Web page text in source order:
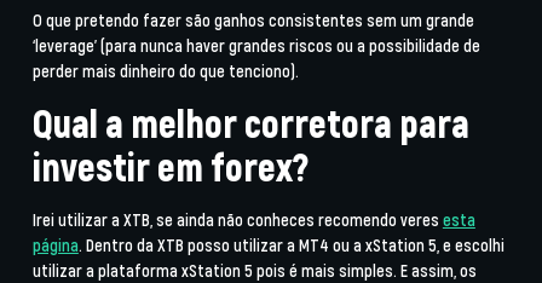
O que pretendo fazer são ganhos consistentes sem um grande
‘leverage’ (para nunca haver grandes riscos ou a possibilidade de
perder mais dinheiro do que tenciono).
Qual a melhor corretora para
investir em forex?
Irei utilizar a XTB, se ainda não conheces recomendo veres esta
página. Dentro da XTB posso utilizar a MT4 ou a xStation 5, e escolhi
utilizar a plataforma xStation 5 pois é mais simples. E assim, os